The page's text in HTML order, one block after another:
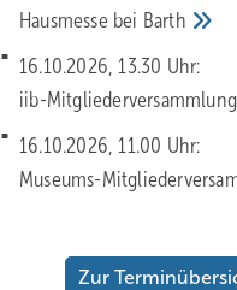
Hausmesse bei Barth
16.10.2026, 13.30 Uhr:
iib-Mitgliederversammlung
16.10.2026, 11.00 Uhr:
Museums-
Zur